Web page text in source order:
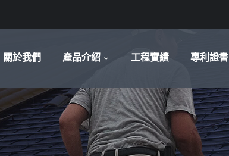
關於我們 產品介紹 工程實績 專利證書